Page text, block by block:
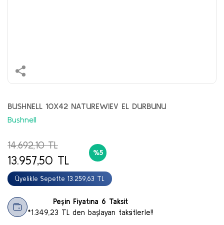
BUSHNELL 10X42 NATUREWIEV EL DURBUNU
Bushnell
14.692,10 TL
13.957,50 TL
Üyelikle Sepette 13.259,63 TL
%5
Peşin Fiyatına 6 Taksit
*1.349,23 TL den başlayan taksitlerle!!